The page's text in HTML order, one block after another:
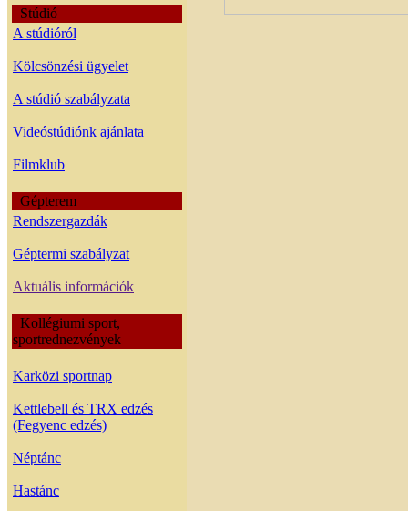
Stúdió
A stúdióról
Kölcsönzési ügyelet
A stúdió szabályzata
Videóstúdiónk ajánlata
Filmklub
Gépterem
Rendszergazdák
Géptermi szabályzat
Aktuális információk
Kollégiumi sport,
sportrednezvények
Karközi sportnap
Kettlebell és TRX edzés
(Fegyenc edzés)
Néptánc
Hastánc